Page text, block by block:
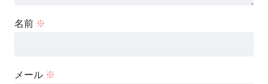
名前 ※
メール ※